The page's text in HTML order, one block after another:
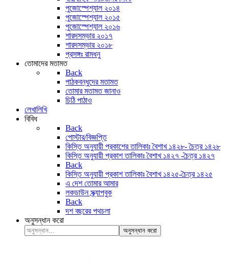
পুজোস্পেশ্যাল ২০১৪
পুজোস্পেশ্যাল ২০১৫
পুজোস্পেশ্যাল ২০১৬
শারদসম্ভার ২০১৭
শারদসম্ভার ২০১৮
প্রসঙ্গঃ রামধনু
তোমাদের মতামত
Back
পাঠকবন্ধুদের মতামত
তোমার মতামত জানাও
চিঠি পাঠাও
লেখালিখি
বিবিধ
Back
পোস্টার/বিজ্ঞপ্তি
কিস্তি অনুযায়ী প্রকাশের তালিকাঃ বৈশাখ ১৪২৮- চৈত্র ১৪২৮
কিস্তি অনুযায়ী প্রকাশ তালিকাঃ বৈশাখ ১৪২৭ -চৈত্র ১৪২৭
Back
কিস্তি অনুযায়ী প্রকাশ তালিকাঃ বৈশাখ ১৪২৫-চৈত্র ১৪২৫
এ দেশ তোমার আমার
লকডাউন স্ক্র্যাপবুক
Back
দশ বছরের পথচলা
অনুসন্ধান করো
অনুসন্ধান করো